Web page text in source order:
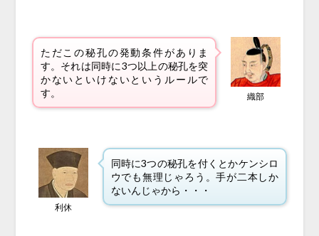
ただこの秘孔の発動条件がありま
す。それは同時に3つ以上の秘孔を突
かないといけないというルールで
す。
織部
利休
同時に3つの秘孔を付くとかケンシロ
ウでも無理じゃろう。手が二本しか
ないんじゃから・・・